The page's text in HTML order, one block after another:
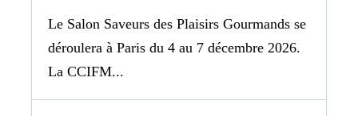
Le Salon Saveurs des Plaisirs Gourmands se
déroulera à Paris du 4 au 7 décembre 2026.
La CCIFM...